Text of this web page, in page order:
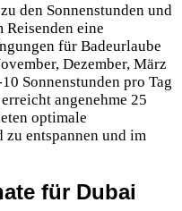
den Sonnenstunden und
Reisenden eine
für Badeurlaube
Dezember, März
Sonnenstunden pro Tag
angenehme 25
optimale
zu entspannen und im
für Dubai